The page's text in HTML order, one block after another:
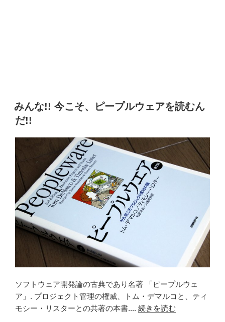
みんな!! 今こそ、ピープルウェアを読むん
だ!!
ソフトウェア開発論の古典であり名著 「ピープルウェ
ア」. プロジェクト管理の権威、トム・デマルコと、ティ
モシー・リスターとの共著の本書.... 続きを読む